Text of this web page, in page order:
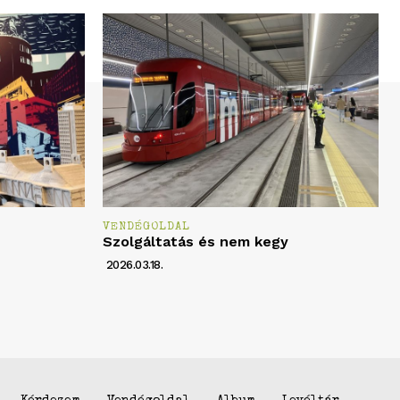
VENDÉGOLDAL
Szolgáltatás és nem kegy
2026.03.18.